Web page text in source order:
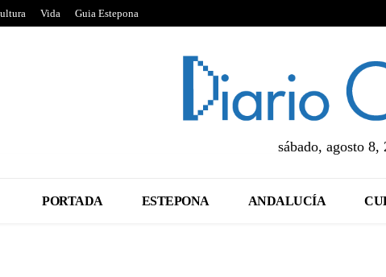
Vida Guia Estepona
sábado, agosto 8,
PORTADA ESTEPONA ANDALUCÍA